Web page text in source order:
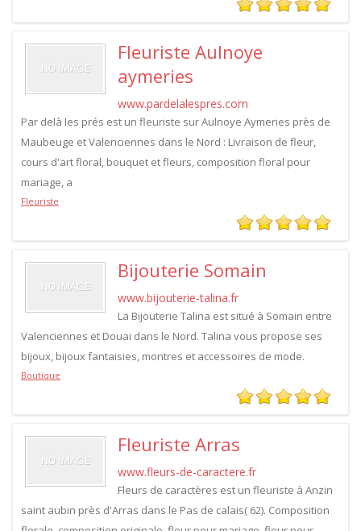
Fleuriste Aulnoye
aymeries
www.pardelalespres.com
Par delà les prés est un fleuriste sur Aulnoye Aymeries près de
Maubeuge et Valenciennes dans le Nord : Livraison de fleur,
cours d'art floral, bouquet et fleurs, composition floral pour
mariage, a
Fleuriste
Bijouterie Somain
www.bijouterie-talina.fr
La Bijouterie Talina est situé à Somain entre
Valenciennes et Douai dans le Nord. Talina vous propose ses
bijoux, bijoux fantaisies, montres et accessoires de mode.
Boutique
Fleuriste Arras
www.fleurs-de-caractere.fr
Fleurs de caractères est un fleuriste à Anzin
saint aubin près d'Arras dans le Pas de calais( 62). Composition